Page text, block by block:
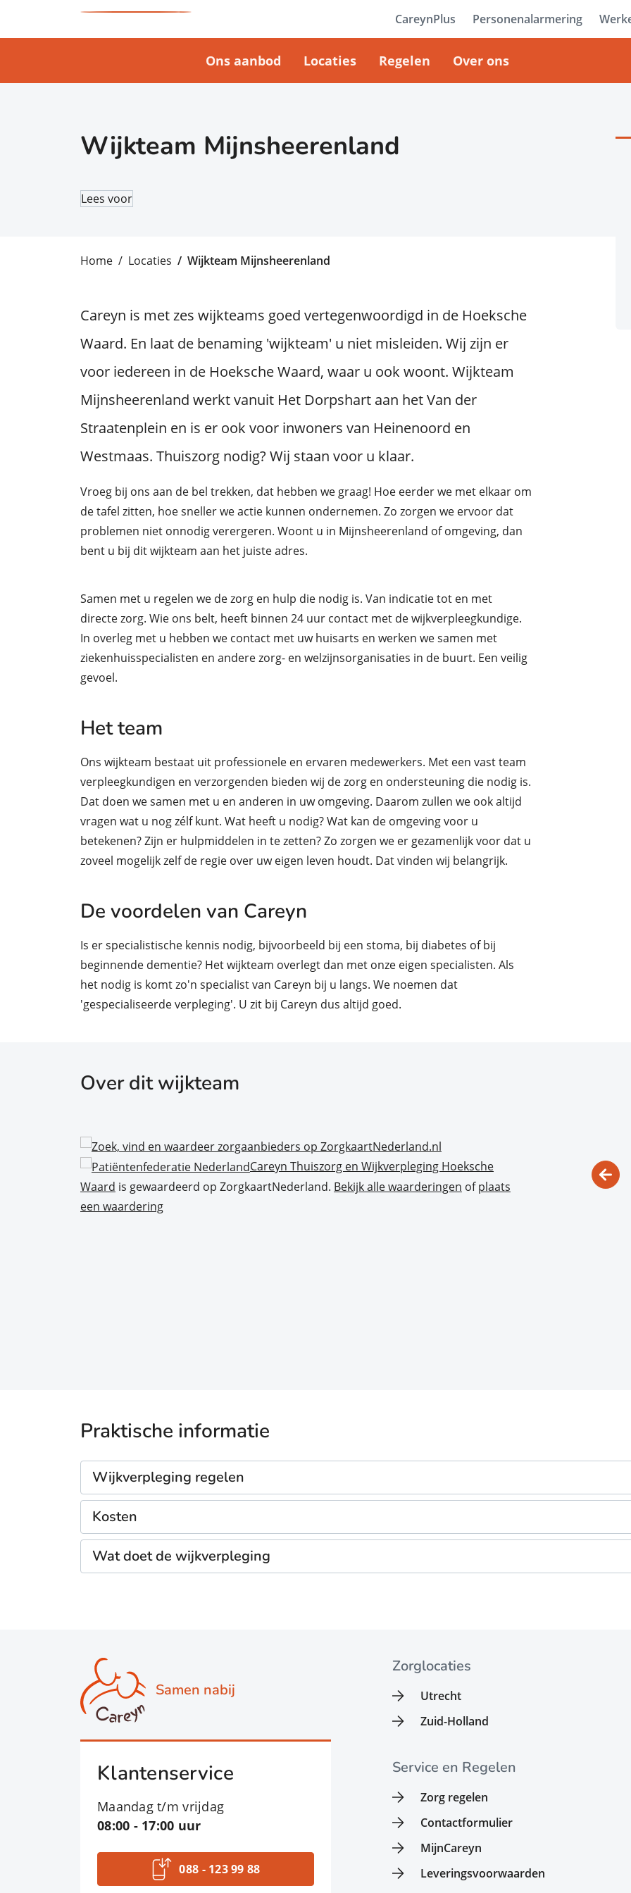
Ons aanbod Locaties Regelen Over ons
CareynPlus Personenalarmering
Wijkteam Mijnsheerenland
Lees voor
Home Locaties Wijkteam Mijnsheerenland
Careyn is met zes wijkteams goed vertegenwoordigd in de Hoeksche
Waard. En laat de benaming 'wijkteam' u niet misleiden. Wij zijn er
voor iedereen in de Hoeksche Waard, waar u ook woont. Wijkteam
Mijnsheerenland werkt vanuit Het Dorpshart aan het Van der
Straatenplein en is er ook voor inwoners van Heinenoord en
Westmaas. Thuiszorg nodig? Wij staan voor u klaar.
Vroeg bij ons aan de bel trekken, dat hebben we graag! Hoe eerder we met elkaar om
de tafel zitten, hoe sneller we actie kunnen ondernemen. Zo zorgen we ervoor dat
problemen niet onnodig verergeren. Woont u in Mijnsheerenland of omgeving, dan
bent u bij dit wijkteam aan het juiste adres.
Samen met u regelen we de zorg en hulp die nodig is. Van indicatie tot en met
directe zorg. Wie ons belt, heeft binnen 24 uur contact met de wijkverpleegkundige.
In overleg met u hebben we contact met uw huisarts en werken we samen met
ziekenhuisspecialisten en andere zorg- en welzijnsorganisaties in de buurt. Een veilig
gevoel.
Het team
Ons wijkteam bestaat uit professionele en ervaren medewerkers. Met een vast team
verpleegkundigen en verzorgenden bieden wij de zorg en ondersteuning die nodig is.
Dat doen we samen met u en anderen in uw omgeving. Daarom zullen we ook altijd
vragen wat u nog zélf kunt. Wat heeft u nodig? Wat kan de omgeving voor u
betekenen? Zijn er hulpmiddelen in te zetten? Zo zorgen we er gezamenlijk voor dat u
zoveel mogelijk zelf de regie over uw eigen leven houdt. Dat vinden wij belangrijk.
De voordelen van Careyn
Is er specialistische kennis nodig, bijvoorbeeld bij een stoma, bij diabetes of bij
beginnende dementie? Het wijkteam overlegt dan met onze eigen specialisten. Als
het nodig is komt zo'n specialist van Careyn bij u langs. We noemen dat
'gespecialiseerde verpleging'. U zit bij Careyn dus altijd goed.
Over dit wijkteam
Careyn Thuiszorg en Wijkverpleging Hoeksche
Waard is gewaardeerd op ZorgkaartNederland. Bekijk alle waarderingen ofplaats
een waardering
Praktische informatie
Wijkverpleging regelen
Kosten
Wat doet de wijkverpleging
Samen nabij
Klantenservice
Maandag t/m vrijdag
08:00 - 17:00 uur
088 - 123 99 88
Zorglocaties
Utrecht
Zuid-Holland
Service en Regelen
Zorg regelen
Contactformulier
MijnCareyn
Leveringsvoorwaarden